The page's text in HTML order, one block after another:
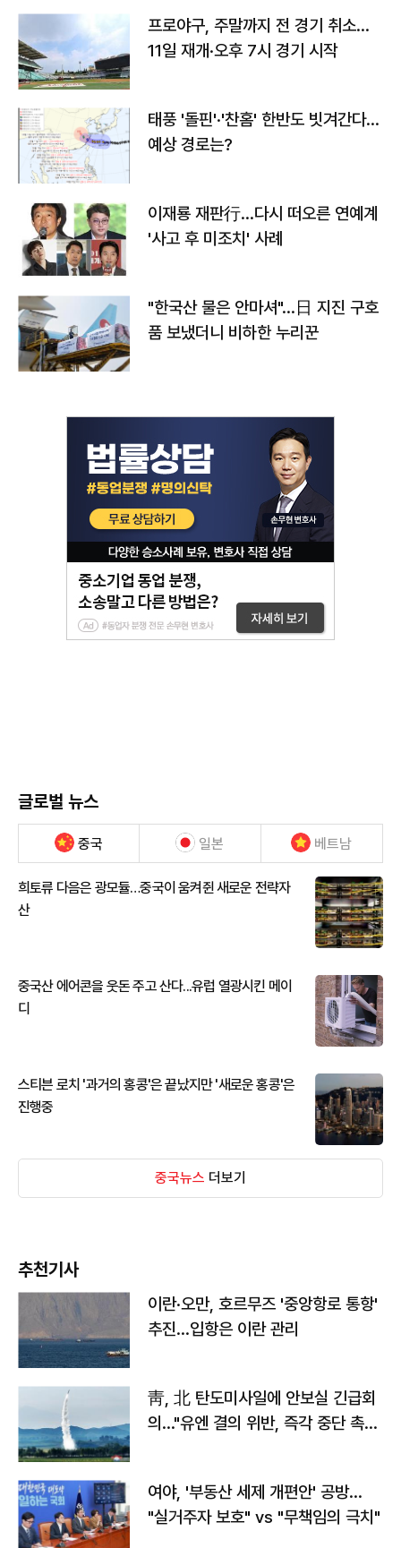
프로야구, 주말까지 전 경기 취소…
11일 재개·오후 7시 경기 시작
태풍 '돌핀'·'찬홈' 한반도 빗겨간다…
예상 경로는?
이재룡 재판行…다시 떠오른 연예계
'사고 후 미조치' 사례
"한국산 물은 안마셔"…日 지진 구호
품 보냈더니 비하한 누리꾼
글로벌 뉴스
중국 일본 베트남
희토류 다음은 광모듈…중국이 움켜쥔 새로운 전략자
산
중국산 에어콘을 웃돈 주고 산다...유럽 열광시킨 메이
디
스티븐 로치 '과거의 홍콩'은 끝났지만 '새로운 홍콩'은
진행중
중국뉴스 더보기
추천기사
이란·오만, 호르무즈 '중앙항로 통항'
추진…입항은 이란 관리
靑, 北 탄도미사일에 안보실 긴급회
의…"유엔 결의 위반, 즉각 중단 촉
여야, '부동산 세제 개편안' 공방…
"실거주자 보호" vs "무책임의 극치"